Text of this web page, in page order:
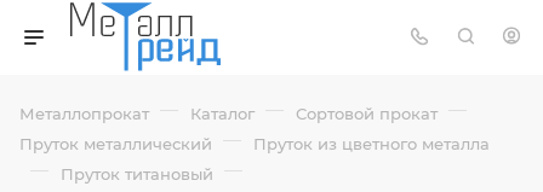
Металлопрокат — Каталог — Сортовой прокат —
Пруток металлический — Пруток из цветного металла
— Пруток титановый —